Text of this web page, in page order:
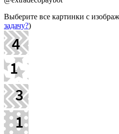
Выберите все картинки с
задачу?)